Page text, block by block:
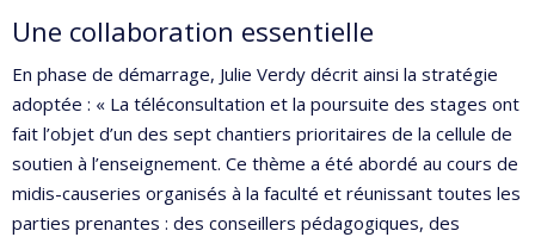
Une collaboration essentielle
En phase de démarrage, Julie Verdy décrit ainsi la stratégie
adoptée : « La téléconsultation et la poursuite des stages ont
fait l’objet d’un des sept chantiers prioritaires de la cellule de
soutien à l’enseignement. Ce thème a été abordé au cours de
midis-causeries organisés à la faculté et réunissant toutes les
parties prenantes : des conseillers pédagogiques, des